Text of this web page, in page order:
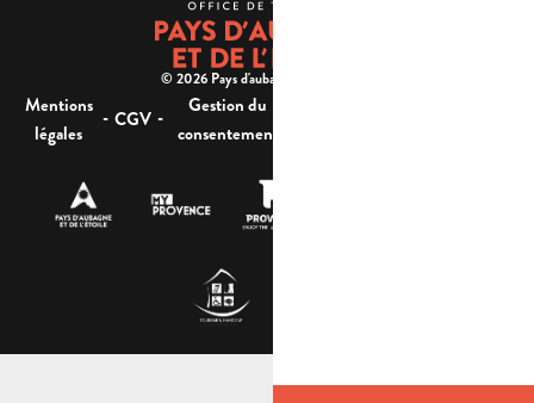
© 2026 Pays d'aubagne et de l'étoile -
Mentions
légales
- CGV -
Gestion du
consentement